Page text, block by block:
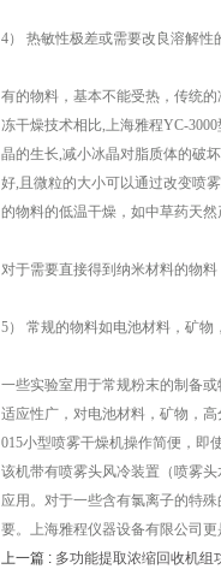
4） 热敏性极差或需要改良溶解性
有的物料，基本不能受热，传统
冻干燥技术相比,上海雅程YC-3000
晶的生长,减小冰晶对脂质体的破
好,且微粒的大小可以通过改变喷
的物料的低温干燥，如中草药天
对于需要直接得到纳米材料的物
5） 常规的物料如电池材料，矿
一些实验室用于常规粉末的制备
适应性广，对电池材料，矿物，
015小型喷雾干燥机操作简便，即
该机带有喷雾头风冷装置（喷雾
应用。对于一些含有氯离子的特
要。上海雅程仪器设备有限公司
上一篇 : 多功能提取浓缩回收机组